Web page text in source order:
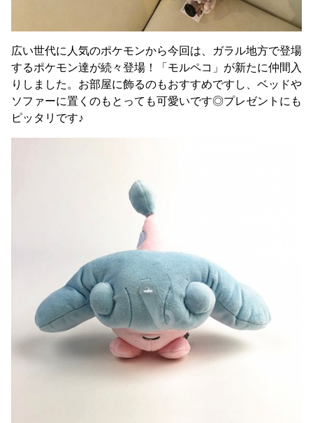
広い世代に人気のポケモンから今回は、ガラル地方で登場
するポケモン達が続々登場！「モルペコ」が新たに仲間入
りしました。お部屋に飾るのもおすすめですし、ベッドや
ソファーに置くのもとっても可愛いです◎プレゼントにも
ピッタリです♪